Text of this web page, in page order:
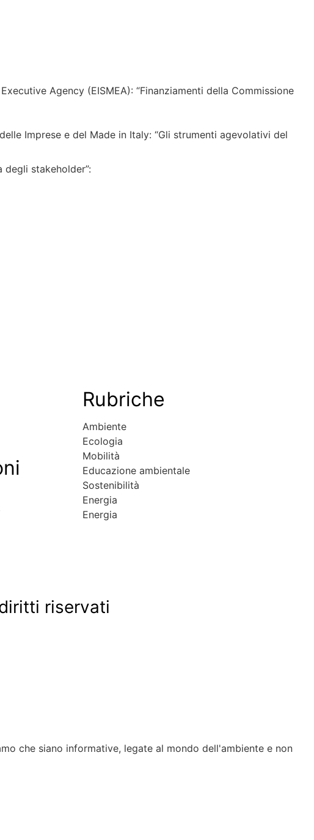
Agency (EISMEA): “Finanziamenti della Commissione
Imprese e del Made in Italy: “Gli strumenti agevolativi del
stakeholder”:
Rubriche
Ambiente
Ecologia
Mobilità
Educazione ambientale
Sostenibilità
Energia
Energia
riservati
che siano informative, legate al mondo dell'ambiente e non